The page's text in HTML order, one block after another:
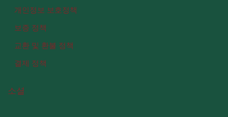
개인정보 보호정책
보증 정책
교환 및 환불 정책
결제 정책
소셜